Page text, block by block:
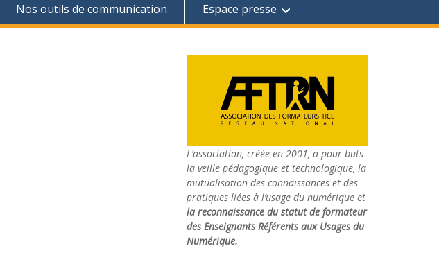
Nos outils de communication Espace presse
L’association, créée en 2001, a pour buts
la veille pédagogique et technologique, la
mutualisation des connaissances et des
pratiques liées à l’usage du numérique et
la reconnaissance du statut de formateur
des Enseignants Référents aux Usages du
Numérique.